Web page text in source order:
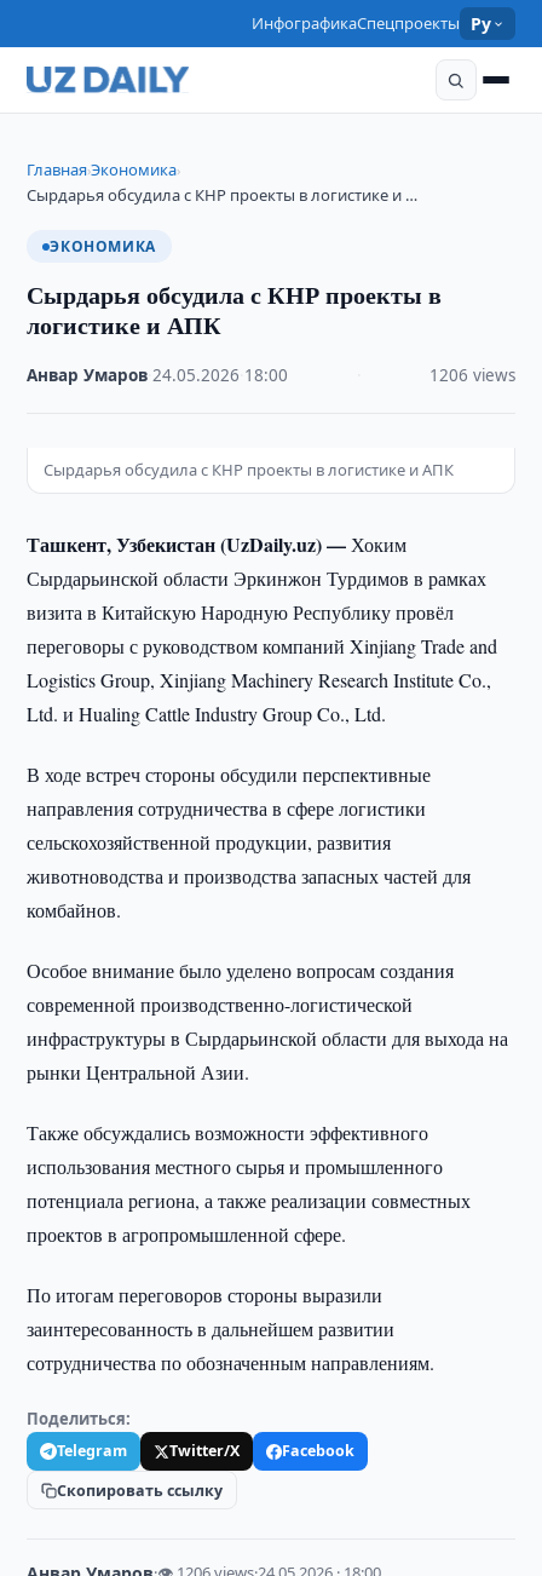
ИнфографикаСпецпроекты Ру
Главная›Экономика›
Сырдарья обсудила с КНР проекты в логистике и …
ЭКОНОМИКА
Сырдарья обсудила с КНР проекты в
логистике и АПК
Анвар Умаров ·24.05.2026 18:00 1206 views
Сырдарья обсудила с КНР проекты в логистике и АПК
Ташкент, Узбекистан (UzDaily.uz) —Хоким
Сырдарьинской области Эркинжон Турдимов в рамках
визита в Китайскую Народную Республику провёл
переговоры с руководством компаний Xinjiang Trade and
Logistics Group, Xinjiang Machinery Research Institute Co.,
Ltd. и Hualing Cattle Industry Group Co., Ltd.
В ходе встреч стороны обсудили перспективные
направления сотрудничества в сфере логистики
сельскохозяйственной продукции, развития
животноводства и производства запасных частей для
комбайнов.
Особое внимание было уделено вопросам создания
современной производственно-логистической
инфраструктуры в Сырдарьинской области для выхода на
рынки Центральной Азии.
Также обсуждались возможности эффективного
использования местного сырья и промышленного
потенциала региона, а также реализации совместных
проектов в агропромышленной сфере.
По итогам переговоров стороны выразили
заинтересованность в дальнейшем развитии
сотрудничества по обозначенным направлениям.
Поделиться:
Telegram Twitter/X
Facebook
Скопировать ссылку